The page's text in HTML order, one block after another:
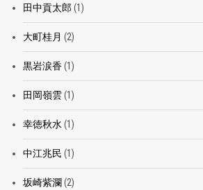
田中貢太郎 (1)
大町桂月 (2)
黒岩涙香(1)
田岡嶺雲(1)
幸徳秋水 (1)
中江兆民 (1)
坂崎紫瀾 (2)